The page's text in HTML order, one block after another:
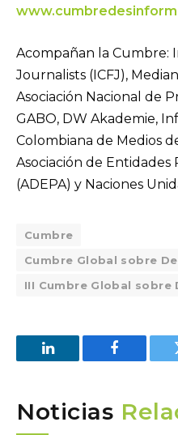
Acompañan la
Journalists (ICFJ),
Asociación Nacional de
GABO, DW Akademie,
Colombiana de Medios
Asociación de
(ADEPA) y Naciones
Cumbre
Cumbre Global sobre
III Cumbre Global sobre
LinkedIn Facebook
Noticias